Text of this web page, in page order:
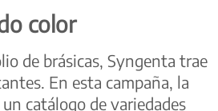
color
de brásicas, Syngenta trae
En esta campaña, la
catálogo de variedades